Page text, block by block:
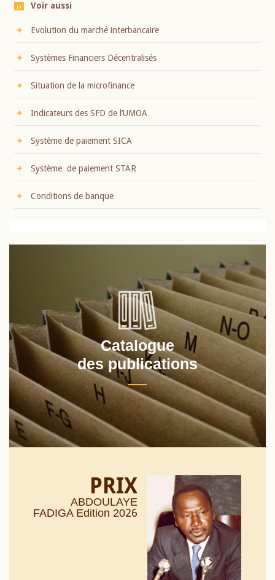
Voir aussi
Evolution du marché interbancaire
Systèmes Financiers Décentralisés
Situation de la microfinance
Indicateurs des SFD de l’UMOA
Système de paiement SICA
Système de paiement STAR
Conditions de banque
Catalogue
des publications
PRIX
ABDOULAYE
FADIGA Edition 2026